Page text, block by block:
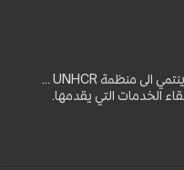
بوابة اللجوء والهجرة موقع غير حكومي ولا ينتمي الى منظمة UNHCR ...
الخدمات التي يقدمها.